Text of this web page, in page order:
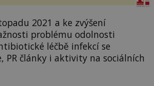
2021 a ke zvýšení
problému odolnosti
léčbě infekcí se
PR články i aktivity na sociálních